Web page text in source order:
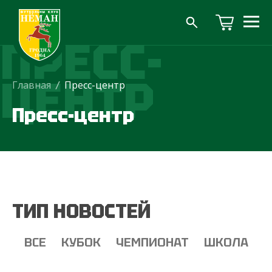
ПРЕСС-
ЦЕНТР
Главная / Пресс-центр
Пресс-центр
ТИП НОВОСТЕЙ
ВСЕ КУБОК ЧЕМПИОНАТ ШКОЛА